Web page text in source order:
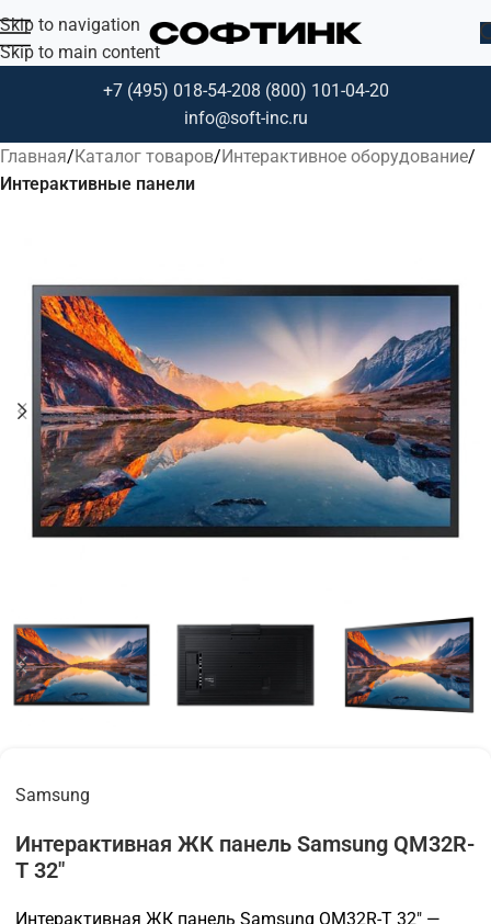
Skip to navigation
Skip to main content
+7 (495) 018-54-208 (800) 101-04-20
info@soft-inc.ru
Главная Каталог товаров Интерактивное оборудование
Интерактивные панели
Samsung
Интерактивная ЖК панель Samsung QM32R-
T 32"
Интерактивная ЖК панель Samsung QM32R-T 32″ —